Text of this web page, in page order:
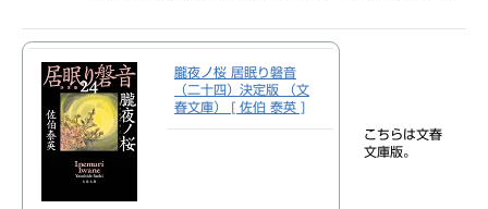
朧夜ノ桜 居眠り磐音
（二十四）決定版 （文
春文庫） [ 佐伯 泰英 ]
こちらは文春
文庫版。